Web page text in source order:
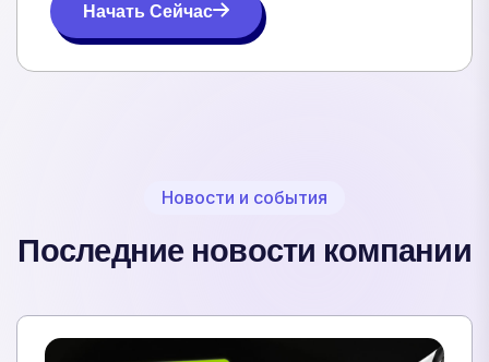
Начать Сейчас
Новости и события
Последние новости компании